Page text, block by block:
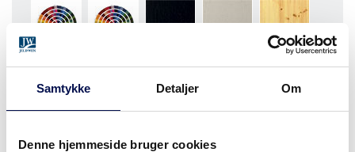
Samtykke Detaljer Om
Denne hjemmeside bruger cookies
MDF/HDF MALETNÆSTEN ALLE NCS S OG RAL FARVER
FYR KLAR LAK
MERE